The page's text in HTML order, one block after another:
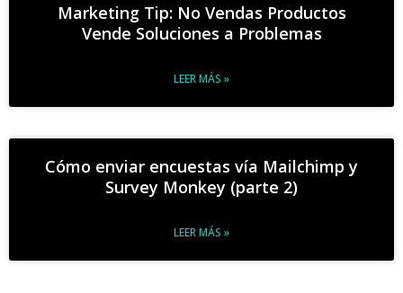
Marketing Tip: No Vendas Productos
Vende Soluciones a Problemas
LEER MÁS »
Cómo enviar encuestas vía Mailchimp y
Survey Monkey (parte 2)
LEER MÁS »